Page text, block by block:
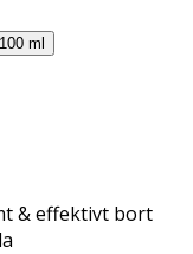
ml
& effektivt bort